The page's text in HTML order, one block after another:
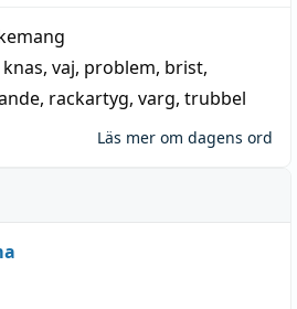
knas, vaj, problem, brist,
, rackartyg, varg, trubbel
Läs mer om dagens ord